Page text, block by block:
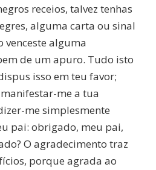
receios, talvez tenhas
alguma carta ou sinal
venceste alguma
de um apuro. Tudo isto
isso em teu favor;
me a tua
me simplesmente
pai: obrigado, meu pai,
O agradecimento traz
porque agrada ao